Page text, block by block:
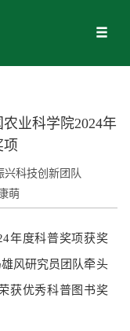
业科学院2024年
项
兴科技创新团队
萌
年度科普奖项获奖
风研究员团队牵头
获优秀科普图书奖